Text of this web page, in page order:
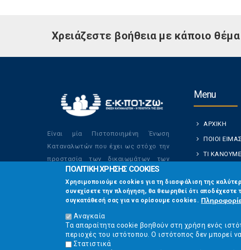
Χρειάζεστε βοήθεια με κάποιο
Είναι μία Πιστοποιημένη Ένωση
Καταναλωτών που έχει ως στόχο την
προστασία των δικαιωμάτων των
καταναλωτών και την βελτίωση της
ποιότητας της ζωής τους.
Menu
ΑΡΧΙΚΗ
ΠΟΙΟΙ
ΤΙ ΚΑΝΟΥΜΕ
ΟΙ
ΠΟΛΙΤΙΚΗ ΧΡΗΣΗΣ COOKIES
Χρησιμοποιούμε cookies για τη διασφάλιση της
συνεχίσετε την πλοήγηση, θα θεωρηθεί ότι αποδέχεστε
συγκατάθεσή σας για να ορίσουμε cookies.
Αναγκαία
Τα απαραίτητα cookie βοηθούν στη χρήση ενός
περιοχές του ιστότοπου. Ο ιστότοπος δεν μπορεί
Στατιστικά